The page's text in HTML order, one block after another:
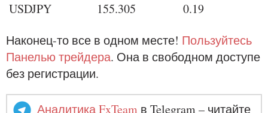
USDJPY
155.305
0.19
Наконец-то все в одном месте! Пользуйтесь
Панелью трейдера. Она в свободном доступе
без регистрации.
Аналитика FxTeam в Telegram – читайте